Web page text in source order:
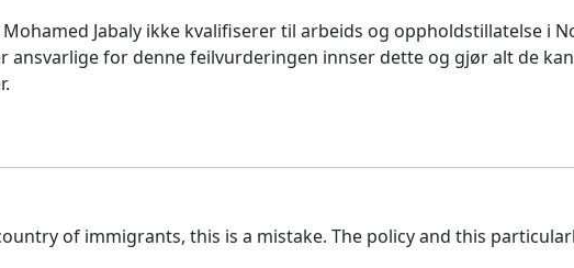
Jabaly ikke kvalifiserer til arbeids og oppholdstillatelse i
ansvarlige for denne feilvurderingen innser dette og gjør alt de
of immigrants, this is a mistake. The policy and this